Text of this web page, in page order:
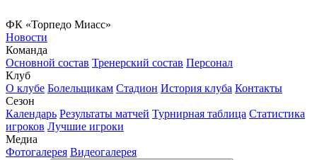
ФК «Торпедо Миасс»
Новости
Команда
Основной состав Тренерский состав Персонал
Клуб
О клубе Болельщикам Стадион История клуба Контакты
Сезон
Календарь Результаты матчей Турнирная таблица Статистика
игроков Лучшие игроки
Медиа
Фотогалерея Видеогалерея